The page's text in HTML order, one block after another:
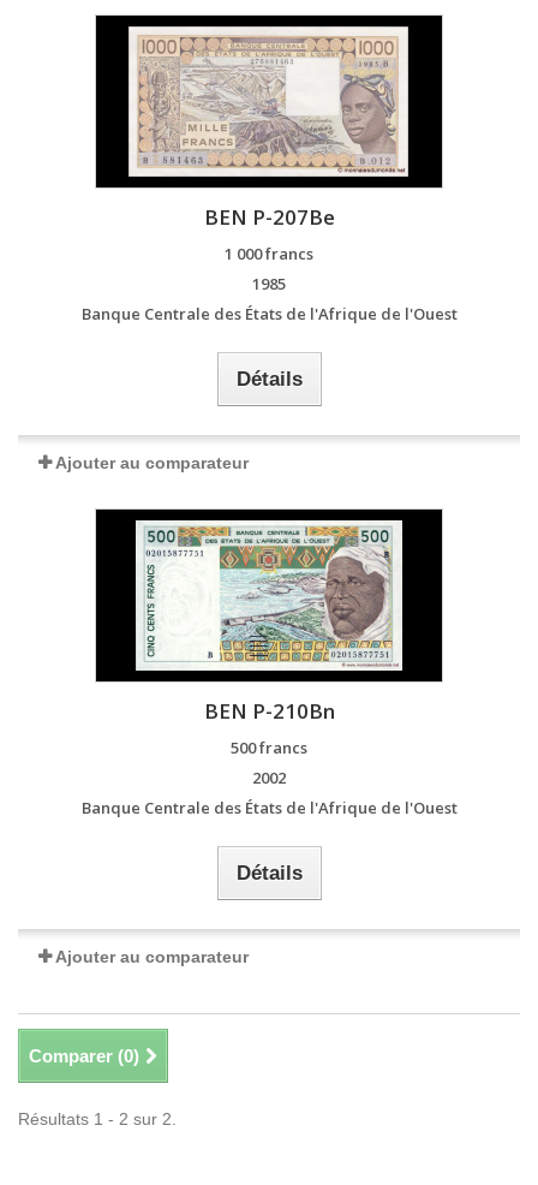
BEN P-207Be
1 000 francs
1985
Banque Centrale des États de l'Afrique de l'Ouest
Détails
Ajouter au comparateur
BEN P-210Bn
500 francs
2002
Banque Centrale des États de l'Afrique de l'Ouest
Détails
Ajouter au comparateur
Comparer (0)
Résultats 1 - 2 sur 2.